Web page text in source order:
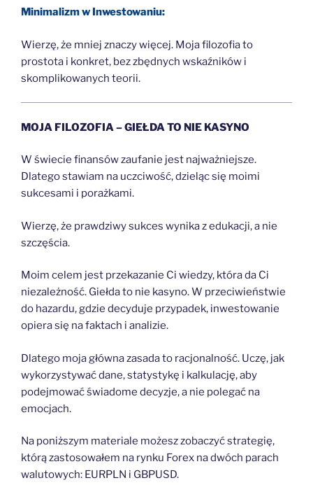
Minimalizm w Inwestowaniu:
Wierzę, że mniej znaczy więcej. Moja filozofia to
prostota i konkret, bez zbędnych wskaźników i
skomplikowanych teorii.
MOJA FILOZOFIA – GIEŁDA TO NIE KASYNO
W świecie finansów zaufanie jest najważniejsze.
Dlatego stawiam na uczciwość, dzieląc się moimi
sukcesami i porażkami.
Wierzę, że prawdziwy sukces wynika z edukacji, a nie
szczęścia.
Moim celem jest przekazanie Ci wiedzy, która da Ci
niezależność. Giełda to nie kasyno. W przeciwieństwie
do hazardu, gdzie decyduje przypadek, inwestowanie
opiera się na faktach i analizie.
Dlatego moja główna zasada to racjonalność. Uczę, jak
wykorzystywać dane, statystykę i kalkulację, aby
podejmować świadome decyzje, a nie polegać na
emocjach.
Na poniższym materiale możesz zobaczyć strategię,
którą zastosowałem na rynku Forex na dwóch parach
walutowych: EURPLN i GBPUSD.